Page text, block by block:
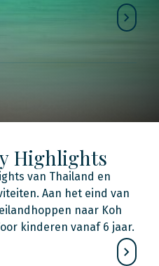
Highlights
van Thailand en
Aan het eind van
naar Koh
kinderen vanaf 6 jaar.